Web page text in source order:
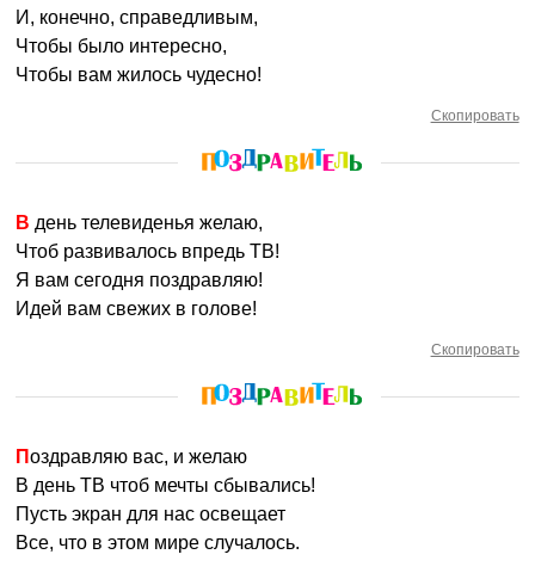
И, конечно, справедливым,
Чтобы было интересно,
Чтобы вам жилось чудесно!
Скопировать
В день телевиденья желаю,
Чтоб развивалось впредь ТВ!
Я вам сегодня поздравляю!
Идей вам свежих в голове!
Скопировать
Поздравляю вас, и желаю
В день ТВ чтоб мечты сбывались!
Пусть экран для нас освещает
Все, что в этом мире случалось.